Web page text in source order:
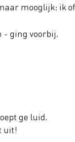
mooglijk: ik of
- ging voorbij.
ge luid.
uit!